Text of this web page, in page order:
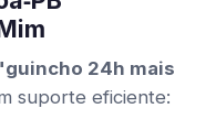
24h mais
suporte eficiente: